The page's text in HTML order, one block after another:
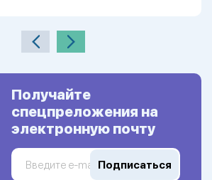
Получайте
спецпреложения на
электронную почту
Подписаться